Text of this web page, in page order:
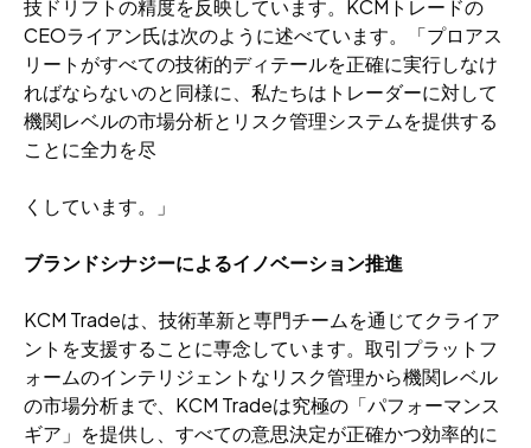
技ドリフトの精度を反映しています。KCMトレードの
CEOライアン氏は次のように述べています。「プロアス
リートがすべての技術的ディテールを正確に実行しなけ
ればならないのと同様に、私たちはトレーダーに対して
機関レベルの市場分析とリスク管理システムを提供する
ことに全力を尽
くしています。」
ブランドシナジーによるイノベーション推進
KCM Tradeは、技術革新と専門チームを通じてクライア
ントを支援することに専念しています。取引プラットフ
ォームのインテリジェントなリスク管理から機関レベル
の市場分析まで、KCM Tradeは究極の「パフォーマンス
ギア」を提供し、すべての意思決定が正確かつ効率的に